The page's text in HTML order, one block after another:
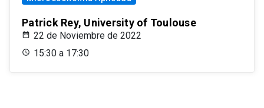
Patrick Rey, University of Toulouse
22 de Noviembre de 2022
15:30 a 17:30